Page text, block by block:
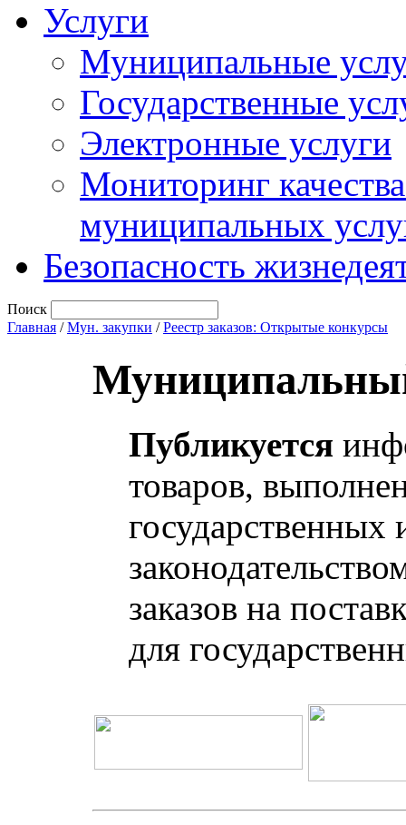
Услуги
Муниципальные
Государственные
Электронные услуги
Мониторинг
муниципальных
Безопасность
Поиск
Главная /Мун. закупки /Реестр заказов: Открытые конкурсы
Публикуется
товаров,
заказов на
для